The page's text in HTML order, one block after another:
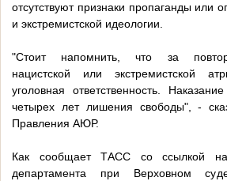
отсутствуют признаки пропаганды или
и экстремистской идеологии.
"Стоит напомнить, что за
нацистской или экстремистской
уголовная ответственность.
четырех лет лишения свободы", -
Правления АЮР.
Как сообщает ТАСС со ссылкой
департамента при Верховном